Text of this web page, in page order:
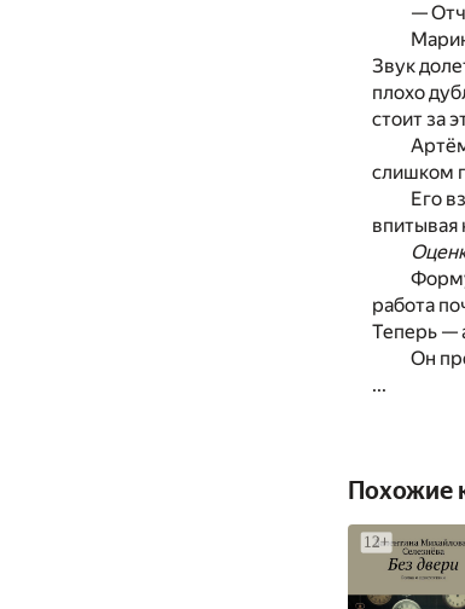
—
Звук
плохо
стоит за
слишком
Его
впитывая
работа
Теперь —
Он
...
Похожие